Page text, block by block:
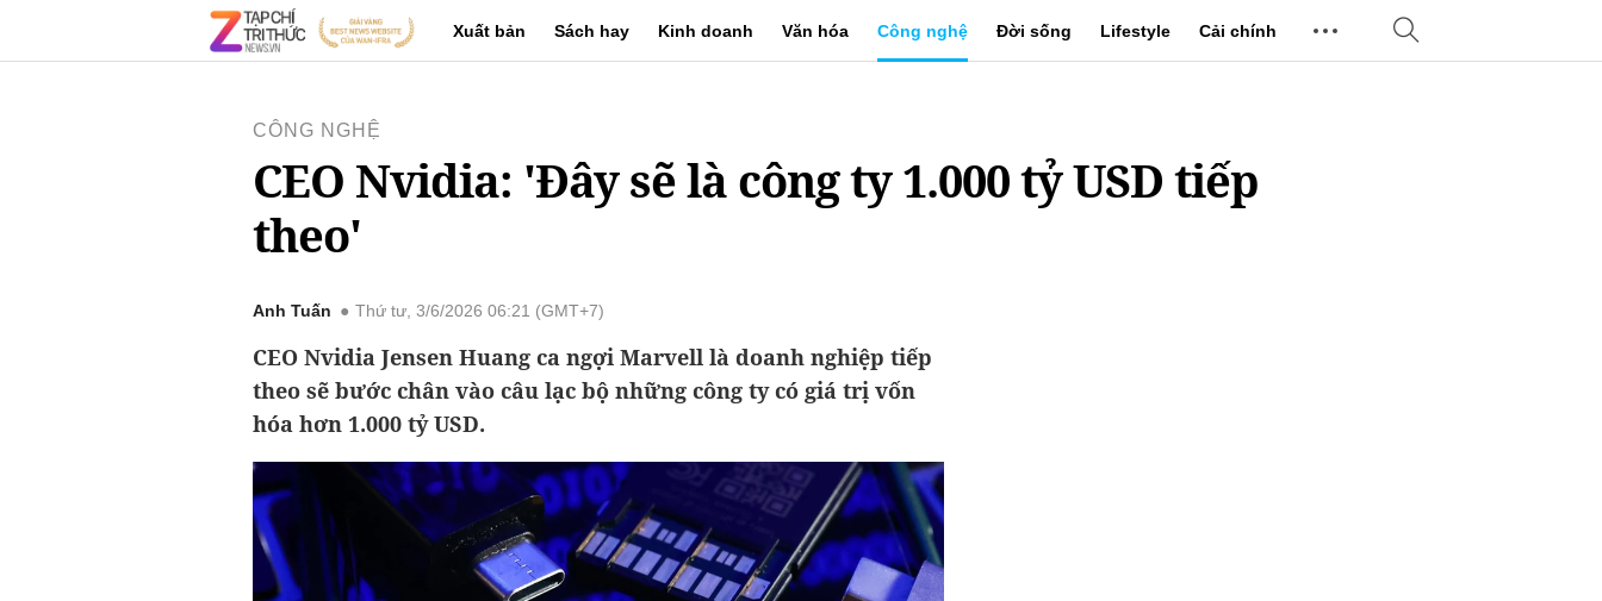
Xuất bản Sách hay Kinh doanh Văn hóa Công nghệ Đời sống Lifestyle Cải chính
CÔNG NGHỆ
CEO Nvidia: 'Đây sẽ là công ty 1.000 tỷ USD tiếp
theo'
Anh Tuấn Thứ tư, 3/6/2026 06:21 (GMT+7)
CEO Nvidia Jensen Huang ca ngợi Marvell là doanh nghiệp tiếp
theo sẽ bước chân vào câu lạc bộ những công ty có giá trị vốn
hóa hơn 1.000 tỷ USD.